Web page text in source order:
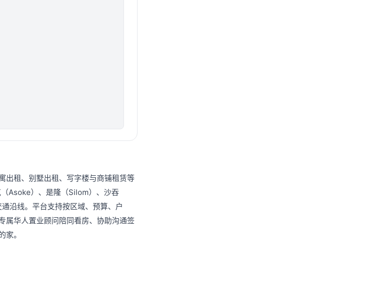
出租、别墅出租、写字楼与商铺租赁等
Asoke）、是隆（Silom）、沙吞
沿线。平台支持按区域、预算、户
属华人置业顾问陪同看房、协助沟通签
。